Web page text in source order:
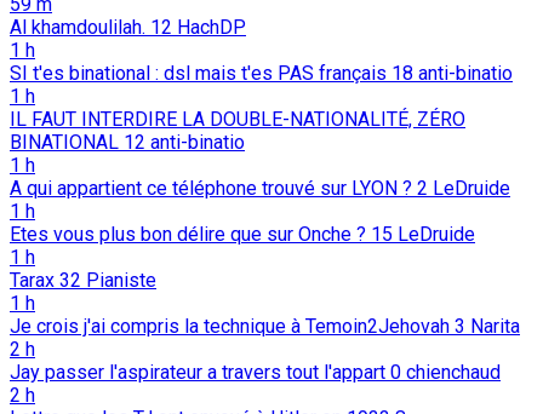
Al khamdoulilah. 12 HachDP
1 h
SI t'es binational : dsl mais t'es PAS français 18 anti-binatio
1 h
IL FAUT INTERDIRE LA DOUBLE-NATIONALITÉ, ZÉRO
BINATIONAL 12 anti-binatio
1 h
A qui appartient ce téléphone trouvé sur LYON ? 2 LeDruide
1 h
Etes vous plus bon délire que sur Onche ? 15 LeDruide
1 h
Tarax 32 Pianiste
1 h
Je crois j'ai compris la technique à Temoin2Jehovah 3 Narita
2 h
Jay passer l'aspirateur a travers tout l'appart 0 chienchaud
2 h